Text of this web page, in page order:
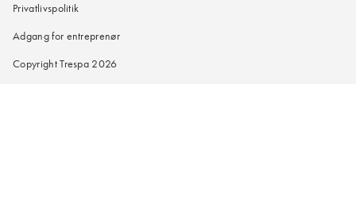
Privatlivspolitik
Adgang for entreprenør
Copyright Trespa 2026